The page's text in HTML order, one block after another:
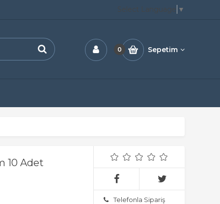
Select Language ▼
0 Sepetim
10 Adet
Telefonla Sipariş